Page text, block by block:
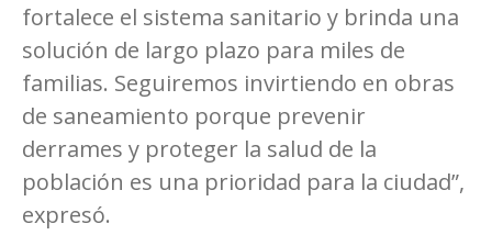
fortalece el sistema sanitario y brinda una
solución de largo plazo para miles de
familias. Seguiremos invirtiendo en obras
de saneamiento porque prevenir
derrames y proteger la salud de la
población es una prioridad para la ciudad”,
expresó.